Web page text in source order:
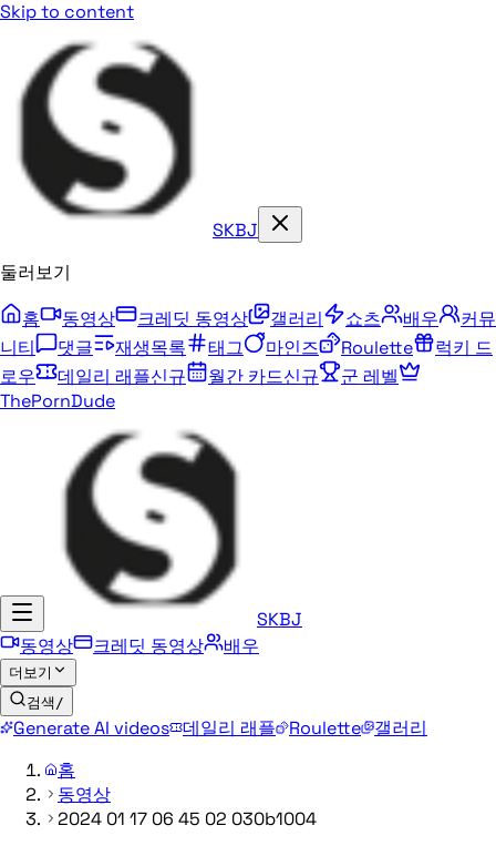
Skip to content
SKBJ
둘러보기
홈
동영상 크레딧 동영상 갤러리 쇼츠 배우
커뮤
니티
댓글 재생목록 태그 마인즈 Roulette
럭키 드
로우
데일리 래플신규 월간 카드신규
군 레벨
ThePornDude
SKBJ
동영상
크레딧 동영상 배우
더보기
검색 /
Generate AI videos 데일리 래플 Roulette
갤러리
홈
동영상
2024 01 17 06 45 02 030b1004